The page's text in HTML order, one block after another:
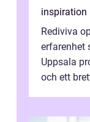
inspiration
Rediviva
erfarenhet
Uppsala
och ett